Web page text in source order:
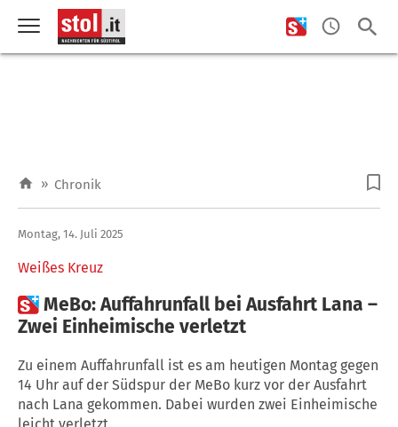
» Chronik
Weißes Kreuz
Montag, 14. Juli 2025
MeBo: Auffahrunfall bei Ausfahrt Lana –
Zwei Einheimische verletzt
Zu einem Auffahrunfall ist es am heutigen Montag gegen
14 Uhr auf der Südspur der MeBo kurz vor der Ausfahrt
nach Lana gekommen. Dabei wurden zwei Einheimische